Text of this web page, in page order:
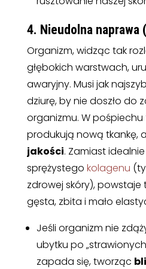
4. Nieudolna naprawa
Organizm, widząc tak
głębokich warstwach,
awaryjny. Musi jak
dziurę, by nie doszło do
organizmu. W
produkują nową tkankę,
jakości. Zamiast
sprężystego kolagenu
zdrowej skóry), powstaje
gęsta, zbita i mało
Jeśli organizm nie
ubytku po
zapada się, tworząc